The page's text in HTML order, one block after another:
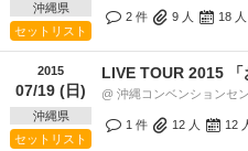
沖縄県
セットリスト
2 件 9 人 18 人
2015
07/19 (日)
沖縄県
セットリスト
LIVE TOUR 2015 「
@ 沖縄コンベンションセ
1 件 12 人 12